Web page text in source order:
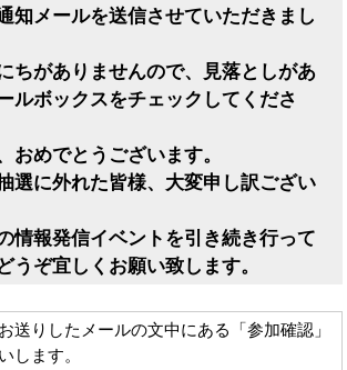
知メールを送信させていただきまし
ちがありませんので、見落としがあ
ルボックスをチェックしてくださ
おめでとうございます。
選に外れた皆様、大変申し訳ござい
情報発信イベントを引き続き行って
うぞ宜しくお願い致します。
送りしたメールの文中にある「参加確認」
します。